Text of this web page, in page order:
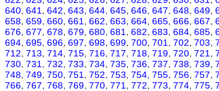
640, 641, 642, 643, 644, 645, 646, 647, 648, 649,
658, 659, 660, 661, 662, 663, 664, 665, 666, 667,
676, 677, 678, 679, 680, 681, 682, 683, 684, 685,
694, 695, 696, 697, 698, 699, 700, 701, 702, 703,
712, 713, 714, 715, 716, 717, 718, 719, 720, 721,
730, 731, 732, 733, 734, 735, 736, 737, 738, 739,
748, 749, 750, 751, 752, 753, 754, 755, 756, 757,
766, 767, 768, 769, 770, 771, 772, 773, 774, 775,